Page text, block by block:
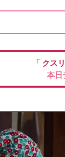
「 クス
本日